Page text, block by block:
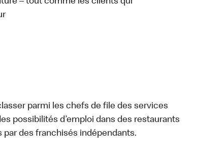
parmi les chefs de file des services
possibilités d’emploi dans des restaurants
des franchisés indépendants.